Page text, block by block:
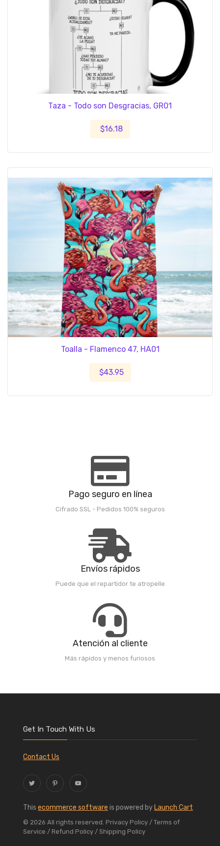
Taza - Todo son Desgracias, GR01
$16.18
Toalla - Flamenco 47, HA01
$43.95
Pago seguro en línea
Cifrado SSL - Pedidos 100% seguros
Envíos rápidos
Puede que el repartidor te atropelle
Atención al cliente
Más rápidos y menos furiosos
Get In Touch With Us
Contact Us
This ecommerce software is powered by Launch Cart
© 2026 All rights reserved. Privacy Policy / Terms of
Service / Refund Policy / Shipping Policy